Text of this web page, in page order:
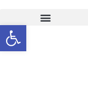
פתח